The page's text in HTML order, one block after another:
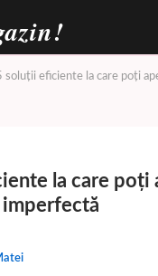
soluții eficiente la care poți
la care poți
imperfectă